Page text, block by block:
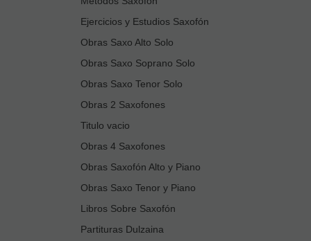
Ejercicios y Estudios Saxofón
Obras Saxo Alto Solo
Obras Saxo Soprano Solo
Obras Saxo Tenor Solo
Obras 2 Saxofones
Titulo vacio
Obras 4 Saxofones
Obras Saxofón Alto y Piano
Obras Saxo Tenor y Piano
Libros Sobre Saxofón
Partituras Dulzaina